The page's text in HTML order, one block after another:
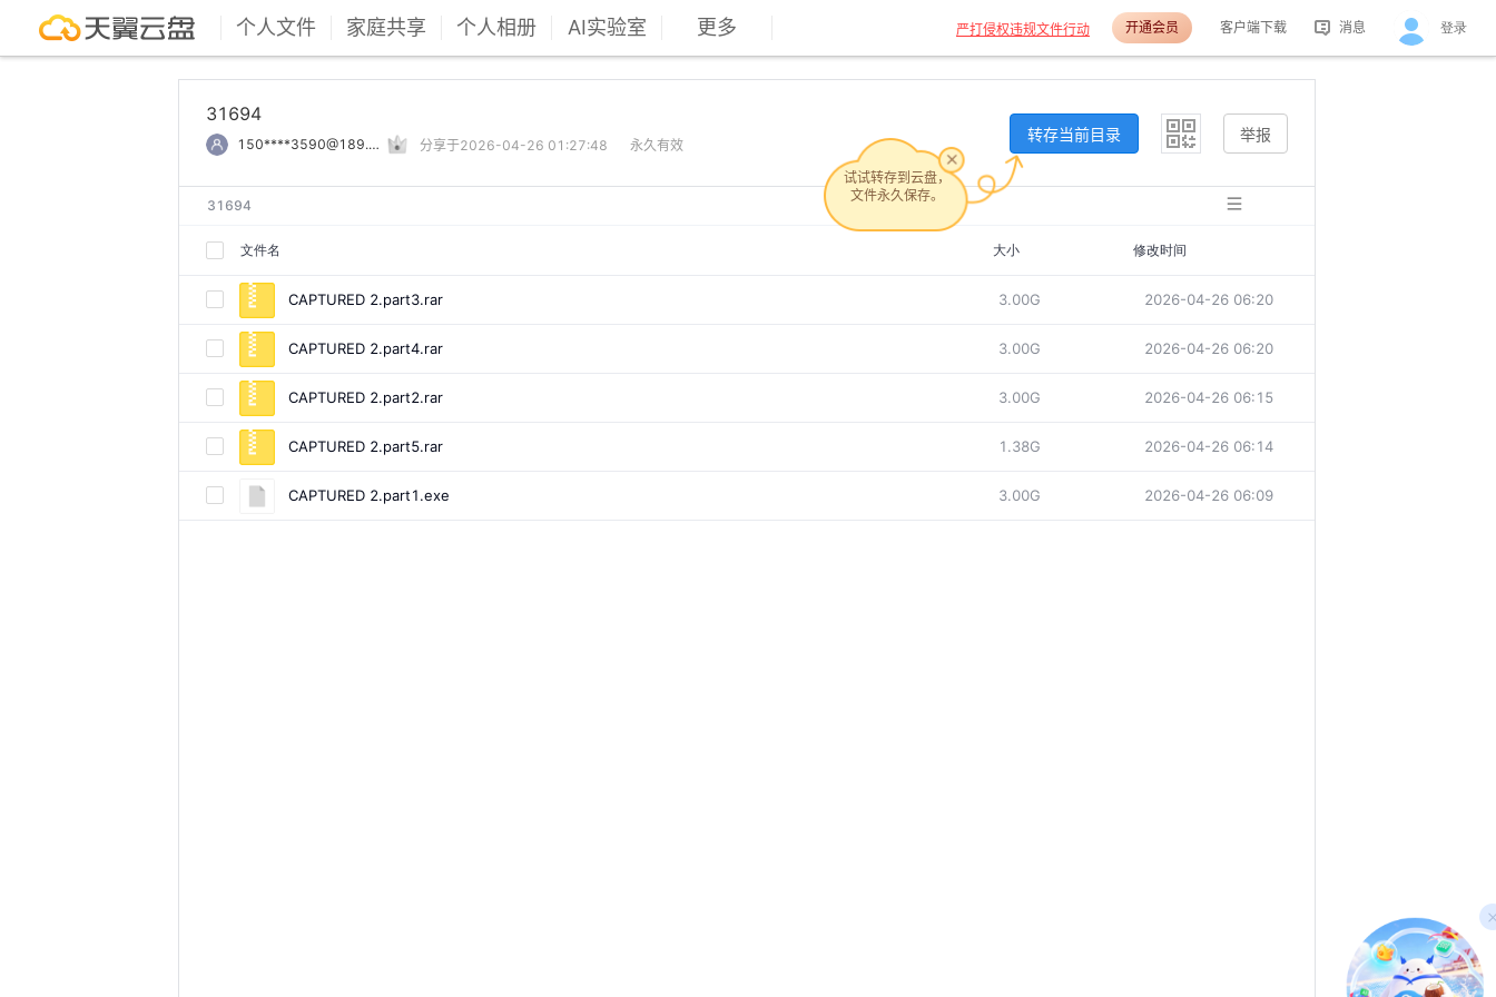
个人文件 家庭共享 个人相册 AI实验室 更多 严打侵权违规文件行动 开通会员 客户端下载 消息
分享消息
登录
31694
150****3590@189.cn 分享于2026-04-26 01:27:48 永久有效
转存当前目录
试试转存到云盘，
文件永久保存。
举报
31694
文件名 大小 修改时间
CAPTURED 2.part3.rar 3.00G 2026-04-26 06:20
CAPTURED 2.part4.rar 3.00G 2026-04-26 06:20
CAPTURED 2.part2.rar 3.00G 2026-04-26 06:15
CAPTURED 2.part5.rar 1.38G 2026-04-26 06:14
CAPTURED 2.part1.exe 3.00G 2026-04-26 06:09